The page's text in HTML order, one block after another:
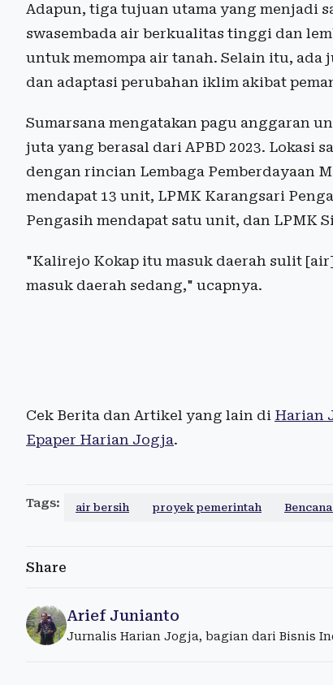
Adapun, tiga tujuan utama yang menjadi
swasembada air berkualitas tinggi dan
untuk memompa air tanah. Selain itu,
dan adaptasi perubahan iklim akibat
Sumarsana mengatakan pagu anggaran
juta yang berasal dari APBD 2023. Lokasi
dengan rincian Lembaga Pemberdayaan
mendapat 13 unit, LPMK Karangsari
Pengasih mendapat satu unit, dan LPMK
"Kalirejo Kokap itu masuk daerah sulit
masuk daerah sedang," ucapnya.
Cek Berita dan Artikel yang lain di Harian
Epaper Harian Jogja.
Tags: air bersih proyek pemerintah
Share
Arief Junianto
Jurnalis Harian Jogja, bagian dari Bisnis